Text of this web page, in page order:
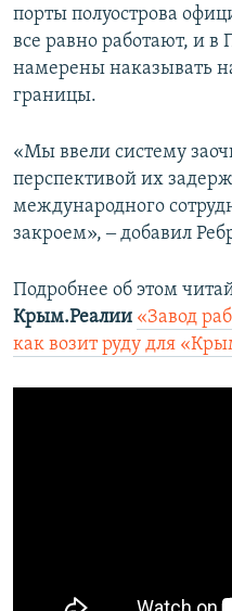
порты полуострова
все равно работают, и
намерены наказывать
границы.
«Мы ввели систему
перспективой их
международного
закроем», ‒ добавил
Подробнее об этом
Крым.Реалии «Завод
как возит руду для